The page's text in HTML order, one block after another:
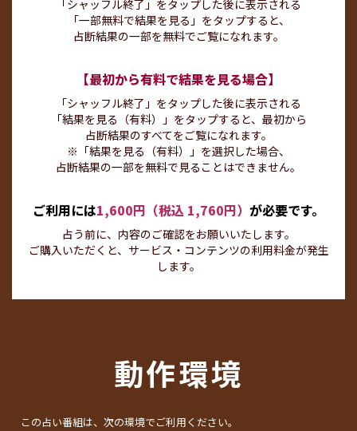
「シャッフル終了」をタップした後に表示される
「一部無料で結果を見る」をタップすると、
占断結果の一部を無料でご覧になれます。
【最初から有料で結果を見る場合】
「シャッフル終了」をタップした後に表示される
「結果を見る（有料）」をタップすると、最初から
占断結果のすべてをご覧になれます。
※「結果を見る（有料）」を選択した場合、
占断結果の一部を無料で見ることはできません。
ご利用には1,600円（税込 1,760円） が必要です。
占う前に、内容のご確認をお願いいたします。
ご購入いただくと、サービス・コンテンツの利用料金が発生
します。
動作環境
この占い番組は、次の環境でご利用ください。